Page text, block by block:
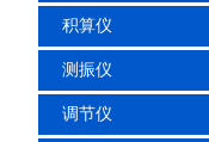
积算仪
测振仪
调节仪